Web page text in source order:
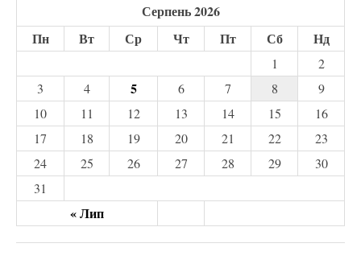
Серпень 2026
Пн
Вт Ср Чт Пт Сб Нд
« Лип
1
2
3
4 5 6 7 8
9
10
11 12 13 14 15
16
17
18 19 20 21 22
23
24
25 26 27 28 29
30
31